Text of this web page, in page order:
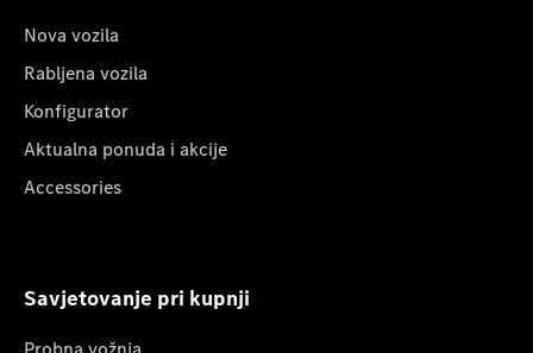
Nova vozila
Rabljena vozila
Konfigurator
Aktualna ponuda i akcije
Accessories
Savjetovanje pri kupnji